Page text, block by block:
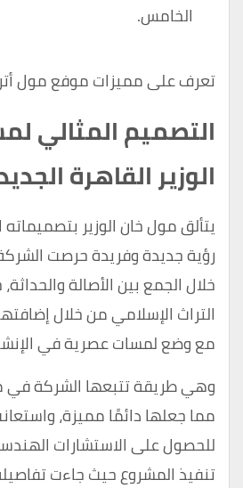
الخامس.
تعرف على مميزات موفعمول
التصميم المثالي
الوزير القاهرة
يتألق مول خان الوزير
رؤية جديدة وفريدة حرصت
خلال الجمع بين الأصالة
التراث الإسلامي من خلال
مع وضع لمسات عصرية في
وهي طريقة تتبعها الشركة
للحصول على الاستشارات
تنفيذ المشروع حيث جاءت